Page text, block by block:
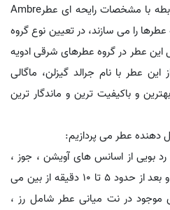
در ادامه به شرح توضیحاتی در رابطه با مشخصات رایحه ای عطرAmbre
عطرها را می سازند، در تعیین نوع گروه
این عطر در گروه عطرهای شرقی ادویه
عطر با نام جرالد گیزلن، ماگالی
و باکیفیت ترین و ماندگار ترین
عطر می پردازیم:
بویی از اسانس های آویشن ، جوز ،
هستیم. ابتدا با بوی تندی ظاهر و بعد از حدود 5 تا 10 دقیقه از بین می
موجود در نت میانی عطر شامل رز ،